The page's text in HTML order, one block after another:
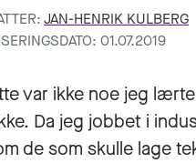
JAN-HENRIK KULBERG
01.07.2019
var ikke noe jeg
Da jeg jobbet i
de som skulle lage